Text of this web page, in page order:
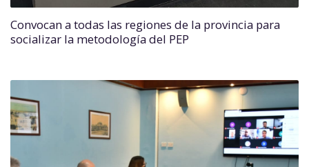
Convocan a todas las regiones de la provincia para
socializar la metodología del PEP